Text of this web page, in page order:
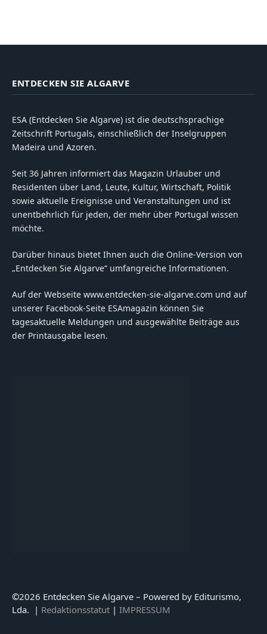
ENTDECKEN SIE ALGARVE
ESA (Entdecken Sie Algarve) ist die deutschsprachige
Zeitschrift Portugals, einschließlich der Inselgruppen
Madeira und Azoren.
Seit 36 Jahren informiert das Magazin Urlauber und
Residenten über Land, Leute, Kultur, Wirtschaft, Politik
sowie aktuelle Ereignisse und Veranstaltungen und ist
unentbehrlich für jeden, der mehr über Portugal wissen
möchte.
Darüber hinaus bietet Ihnen auch die Online-Version von
„Entdecken Sie Algarve“ umfangreiche Informationen.
Auf der Webseite www.entdecken-sie-algarve.com und auf
unserer Facebook-Seite ESAmagazin können Sie
tagesaktuelle Meldungen und ausgewählte Beiträge aus
der Printausgabe lesen.
©2026 Entdecken Sie Algarve – Powered by Editurismo,
Lda. | Redaktionsstatut | IMPRESSUM